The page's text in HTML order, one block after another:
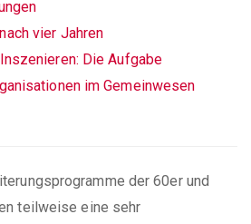
vier Jahren
Die Aufgabe
im Gemeinwesen
der 60er und
teilweise eine sehr